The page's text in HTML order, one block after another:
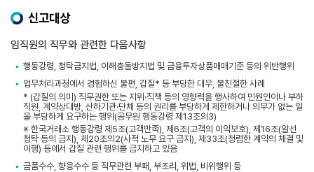
신고대상
임직원의 직무와 관련한 다음사항
행동강령, 청탁금지법, 이해충돌방지법 및 금융투자상품매매기준 등의 위반행위
업무처리과정에서 경험하신 불편, 갑질* 등 부당한 대우, 불친절한 사례
* (갑질의 의미) 직무권한 또는 지위·직책 등의 영향력을 행사하여 민원인이나 부하
직원, 계약상대방, 산하기관·단체 등의 권리를 부당하게 제한하거나 의무가 없는 일
을 부당하게 요구하는 행위(공무원 행동강령 제13조의3)
※ 한국거래소 행동강령 제5조(고객만족), 제6조(고객의 이익보호), 제16조(알선
청탁 등의 금지), 제20조의2(사적 노무 요구 금지), 제33조(청렴한 계약의 체결 및
이행) 등에서 갑질 관련 행위를 금지하고 있음
금품수수, 향응수수 등 직무관련 부패, 부조리, 위법, 비위행위 등